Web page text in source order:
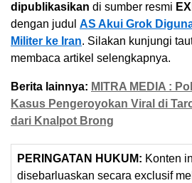
dipublikasikan di sumber resmi
dengan judul AS Akui Grok
Militer ke Iran. Silakan kunjungi
membaca artikel selengkapnya.
Berita lainnya: MITRA MEDIA :
Kasus Pengeroyokan Viral di
dari Knalpot Brong
PERINGATAN HUKUM: Konten
disebarluaskan secara exclusif